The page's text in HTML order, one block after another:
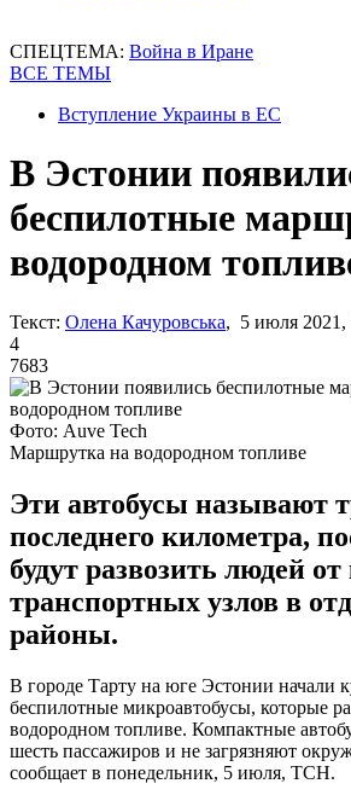
СПЕЦТЕМА: Война в Иране
ВСЕ ТЕМЫ
Вступление Украины в ЕС
В Эстонии
беспилотные
водородном
Текст: Олена Качуровська, 5 июля 2021,
4
7683
Фото: Auve Tech
Маршрутка на водородном топливе
Эти автобусы называют
последнего километра,
будут развозить людей
транспортных узлов в
районы.
В городе Тарту на юге Эстонии начали
беспилотные микроавтобусы, которые
водородном топливе. Компактные
шесть пассажиров и не загрязняют
сообщает в понедельник, 5 июля, ТСН.